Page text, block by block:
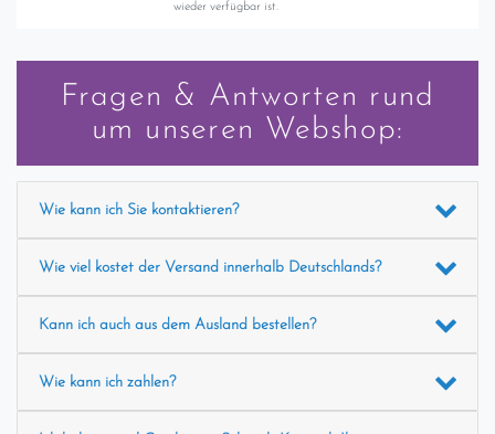
wieder verfügbar ist.
Fragen & Antworten rund
um unseren Webshop:
Wie kann ich Sie kontaktieren?
Wie viel kostet der Versand innerhalb Deutschlands?
Kann ich auch aus dem Ausland bestellen?
Wie kann ich zahlen?